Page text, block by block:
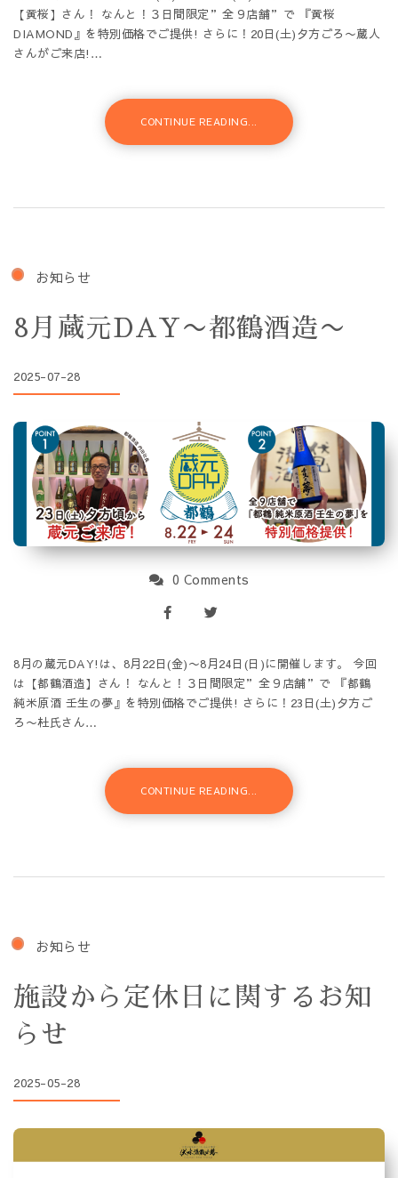
【黄桜】さん！ なんと！３日間限定”全９店舗”で 『黄桜
DIAMOND』を特別価格でご提供! さらに！20日(土)夕方ごろ〜蔵人
さんがご来店!…
CONTINUE READING...
お知らせ
8月蔵元DAY〜都鶴酒造〜
2025-07-28
0 Comments
8月の蔵元DAY!は、8月22日(金)〜8月24日(日)に開催します。 今回
は【都鶴酒造】さん！ なんと！３日間限定”全９店舗”で 『都鶴
純米原酒 壬生の夢』を特別価格でご提供! さらに！23日(土)夕方ご
ろ〜杜氏さん…
CONTINUE READING...
お知らせ
施設から定休日に関するお知
らせ
2025-05-28